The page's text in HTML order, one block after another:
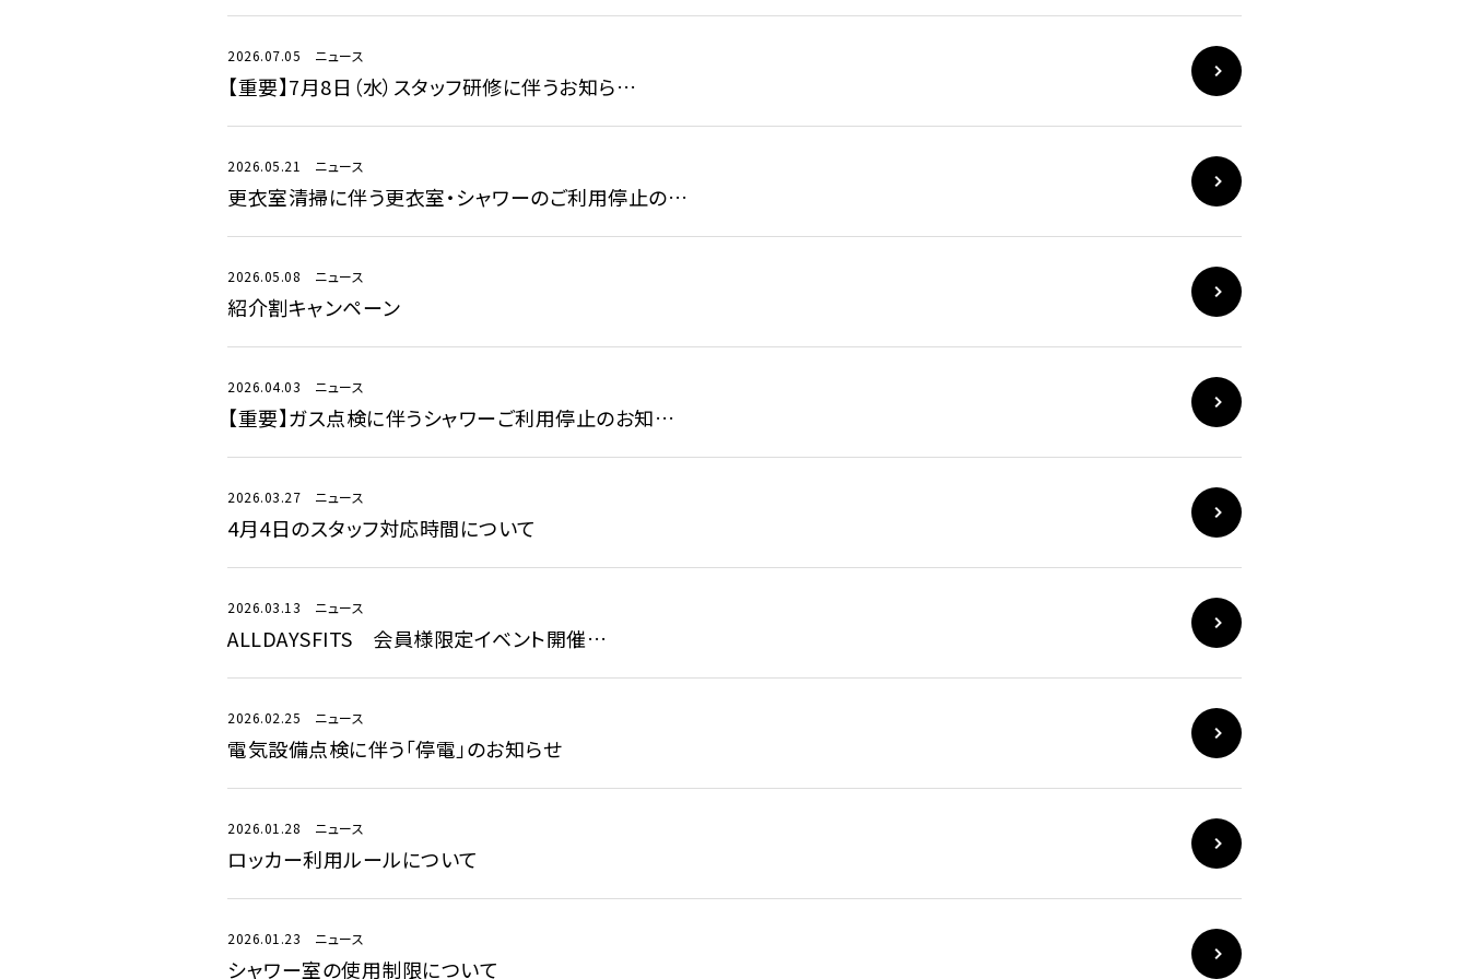
2026.07.05 ニュース
【重要】7月8日（水）スタッフ研修に伴うお知ら…
2026.05.21 ニュース
更衣室清掃に伴う更衣室・シャワーのご利用停止の…
2026.05.08 ニュース
紹介割キャンペーン
2026.04.03 ニュース
【重要】ガス点検に伴うシャワーご利用停止のお知…
2026.03.27 ニュース
4月4日のスタッフ対応時間について
2026.03.13 ニュース
ALLDAYSFITS 会員様限定イベント開催…
2026.02.25 ニュース
電気設備点検に伴う「停電」のお知らせ
2026.01.28 ニュース
ロッカー利用ルールについて
2026.01.23 ニュース
シャワー室の使用制限について